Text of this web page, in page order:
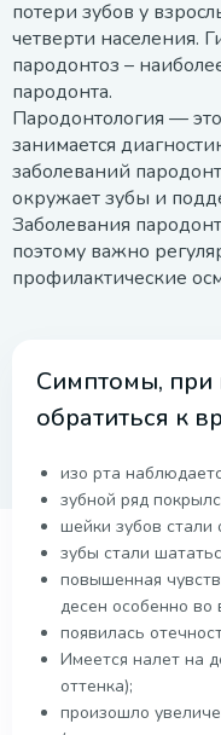
потери зубов у
четверти населения.
пародонтоз –
пародонта.
Пародонтология —
занимается
заболеваний
окружает зубы и
Заболевания
поэтому важно
профилактические
Симптомы, при
обратиться к
изо рта
зубной ряд
шейки зубов стали
зубы стали
повышенная
десен особенно во
появилась
Имеется налет на
оттенка);
произошло